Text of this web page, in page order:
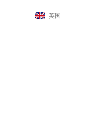
英国